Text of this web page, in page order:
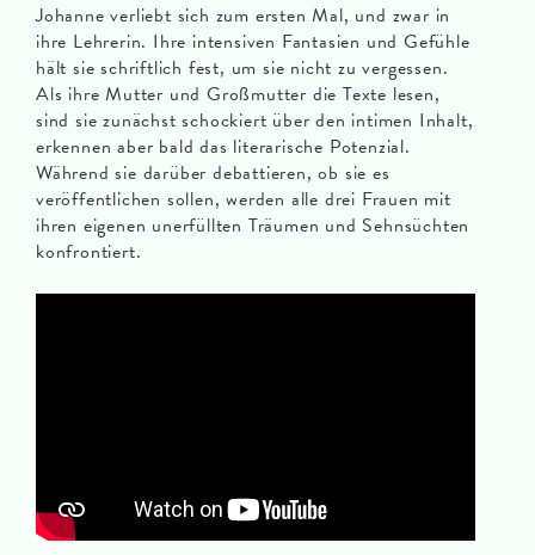
Johanne verliebt sich zum ersten Mal, und zwar in
ihre Lehrerin. Ihre intensiven Fantasien und Gefühle
hält sie schriftlich fest, um sie nicht zu vergessen.
Als ihre Mutter und Großmutter die Texte lesen,
sind sie zunächst schockiert über den intimen Inhalt,
erkennen aber bald das literarische Potenzial.
Während sie darüber debattieren, ob sie es
veröffentlichen sollen, werden alle drei Frauen mit
ihren eigenen unerfüllten Träumen und Sehnsüchten
konfrontiert.